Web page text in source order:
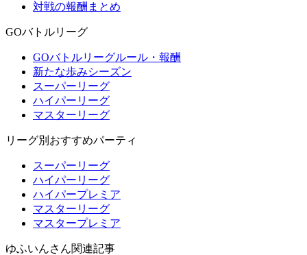
対戦の報酬まとめ
GOバトルリーグ
GOバトルリーグルール・報酬
新たな歩みシーズン
スーパーリーグ
ハイパーリーグ
マスターリーグ
リーグ別おすすめパーティ
スーパーリーグ
ハイパーリーグ
ハイパープレミア
マスターリーグ
マスタープレミア
ゆふいんさん関連記事